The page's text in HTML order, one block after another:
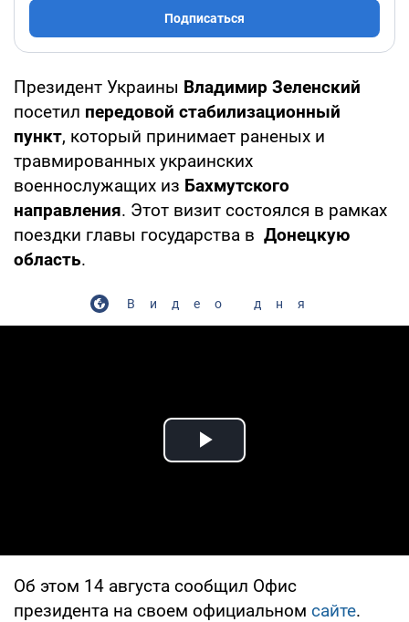
Подписаться
Президент Украины Владимир Зеленский
посетил передовой стабилизационный
пункт, который принимает раненых и
травмированных украинских
военнослужащих из Бахмутского
направления. Этот визит состоялся в рамках
поездки главы государства в Донецкую
область.
Видео дня
Play Video
Об этом 14 августа сообщил Офис
президента на своем официальном сайте.